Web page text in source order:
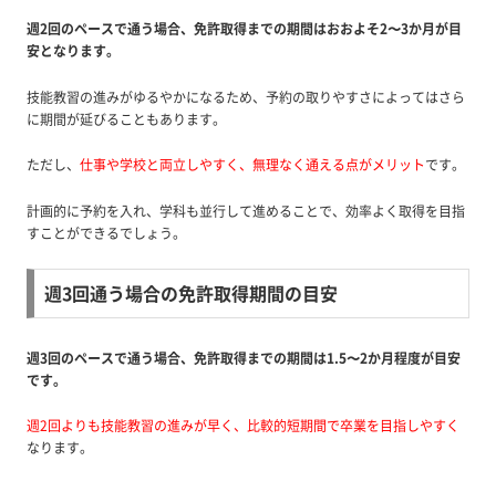
週2回のペースで通う場合、免許取得までの期間はおおよそ2〜3か月が目
安となります。
技能教習の進みがゆるやかになるため、予約の取りやすさによってはさら
に期間が延びることもあります。
ただし、 仕事や学校と両立しやすく、無理なく通える点がメリットです。
計画的に予約を入れ、学科も並行して進めることで、効率よく取得を目指
すことができるでしょう。
週3回通う場合の免許取得期間の目安
週3回のペースで通う場合、免許取得までの期間は1.5〜2か月程度が目安
です。
週2回よりも技能教習の進みが早く、比較的短期間で卒業を目指しやすく
なります。